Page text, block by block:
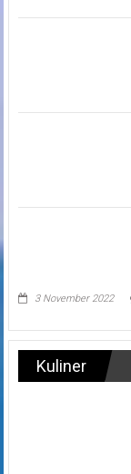
3 November 2022
Kuliner